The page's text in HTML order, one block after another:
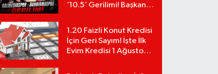
‘10.5’ Gerilimi! Başkan
Tepki!
1.20 Faizli Konut Kredisi
İçin Geri Sayım! İşte İlk
Evim Kredisi 1 Ağustos
Hesaplama Tablosu: